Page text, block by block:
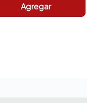
Agregar